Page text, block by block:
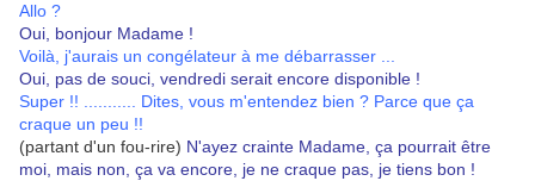
Allo ?
Oui, bonjour Madame !
Voilà, j'aurais un congélateur à me débarrasser ...
Oui, pas de souci, vendredi serait encore disponible !
Super !! ........... Dites, vous m'entendez bien ? Parce que ça
craque un peu !!
(partant d'un fou-rire) N'ayez crainte Madame, ça pourrait être
moi, mais non, ça va encore, je ne craque pas, je tiens bon !